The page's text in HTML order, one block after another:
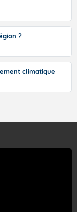
?
climatique